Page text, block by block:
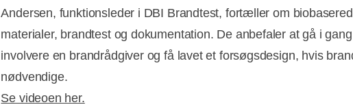
Andersen, funktionsleder i DBI Brandtest, fortæller om
materialer, brandtest og dokumentation. De anbefaler at gå i
involvere en brandrådgiver og få lavet et forsøgsdesign, hvis
nødvendige.
Se videoen her.